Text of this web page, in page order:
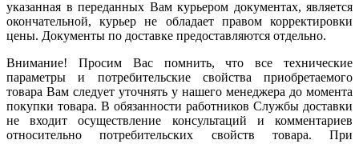
указанная в переданных Вам курьером документах, является
окончательной, курьер не обладает правом корректировки
цены. Документы по доставке предоставляются отдельно.
Внимание! Просим Вас помнить, что все технические
параметры и потребительские свойства приобретаемого
товара Вам следует уточнять у нашего менеджера до момента
покупки товара. В обязанности работников Службы доставки
не входит осуществление консультаций и комментариев
относительно потребительских свойств товара. При